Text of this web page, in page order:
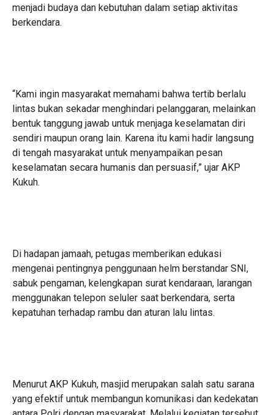
menjadi budaya dan kebutuhan dalam setiap aktivitas
berkendara.
“Kami ingin masyarakat memahami bahwa tertib berlalu
lintas bukan sekadar menghindari pelanggaran, melainkan
bentuk tanggung jawab untuk menjaga keselamatan diri
sendiri maupun orang lain. Karena itu kami hadir langsung
di tengah masyarakat untuk menyampaikan pesan
keselamatan secara humanis dan persuasif,” ujar AKP
Kukuh.
Di hadapan jamaah, petugas memberikan edukasi
mengenai pentingnya penggunaan helm berstandar SNI,
sabuk pengaman, kelengkapan surat kendaraan, larangan
menggunakan telepon seluler saat berkendara, serta
kepatuhan terhadap rambu dan aturan lalu lintas.
Menurut AKP Kukuh, masjid merupakan salah satu sarana
yang efektif untuk membangun komunikasi dan kedekatan